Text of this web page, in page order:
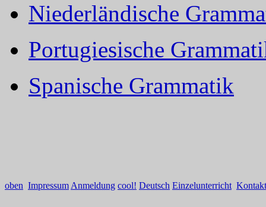
Niederländische
Portugiesische
Spanische Grammatik
oben Impressum Anmeldung cool! Deutsch Einzelunterricht Kontakt